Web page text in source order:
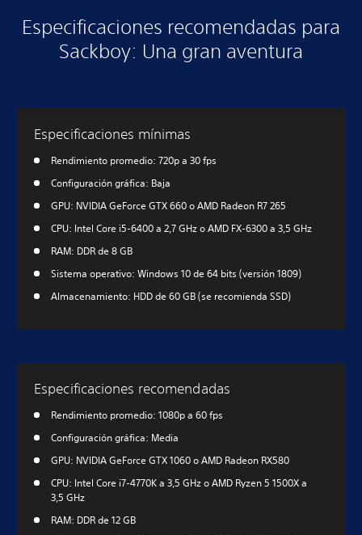
Especificaciones recomendadas para
Sackboy: Una gran aventura
Especificaciones mínimas
Rendimiento promedio: 720p a 30 fps
Configuración gráfica: Baja
GPU: NVIDIA GeForce GTX 660 o AMD Radeon R7 265
CPU: Intel Core i5-6400 a 2,7 GHz o AMD FX-6300 a 3,5 GHz
RAM: DDR de 8 GB
Sistema operativo: Windows 10 de 64 bits (versión 1809)
Almacenamiento: HDD de 60 GB (se recomienda SSD)
Especificaciones recomendadas
Rendimiento promedio: 1080p a 60 fps
Configuración gráfica: Media
GPU: NVIDIA GeForce GTX 1060 o AMD Radeon RX580
CPU: Intel Core i7-4770K a 3,5 GHz o AMD Ryzen 5 1500X a
3,5 GHz
RAM: DDR de 12 GB